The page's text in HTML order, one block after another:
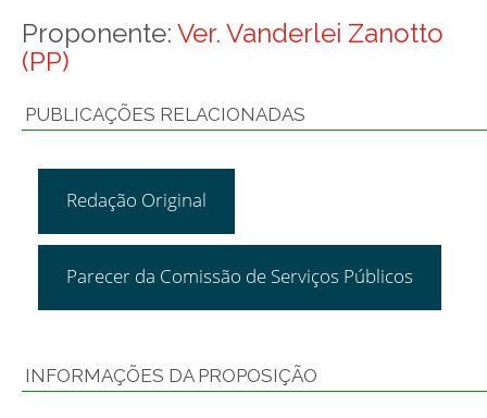
Proponente: Ver. Vanderlei Zanotto
(PP)
PUBLICAÇÕES RELACIONADAS
Redação Original
Parecer da Comissão de Serviços Públicos
INFORMAÇÕES DA PROPOSIÇÃO